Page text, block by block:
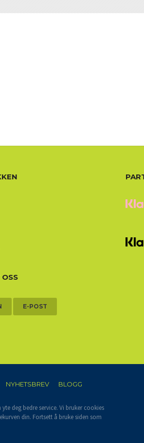
E-POST
NYHETSBREV BLOGG
deg bedre service. Vi bruker cookies
din. Fortsett å bruke siden som